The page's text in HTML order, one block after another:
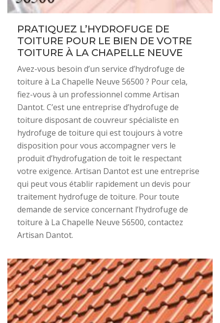
PRATIQUEZ L’HYDROFUGE DE
TOITURE POUR LE BIEN DE VOTRE
TOITURE À LA CHAPELLE NEUVE
Avez-vous besoin d’un service d’hydrofuge de
toiture à La Chapelle Neuve 56500 ? Pour cela,
fiez-vous à un professionnel comme Artisan
Dantot. C’est une entreprise d’hydrofuge de
toiture disposant de couvreur spécialiste en
hydrofuge de toiture qui est toujours à votre
disposition pour vous accompagner vers le
produit d’hydrofugation de toit le respectant
votre exigence. Artisan Dantot est une entreprise
qui peut vous établir rapidement un devis pour
traitement hydrofuge de toiture. Pour toute
demande de service concernant l’hydrofuge de
toiture à La Chapelle Neuve 56500, contactez
Artisan Dantot.